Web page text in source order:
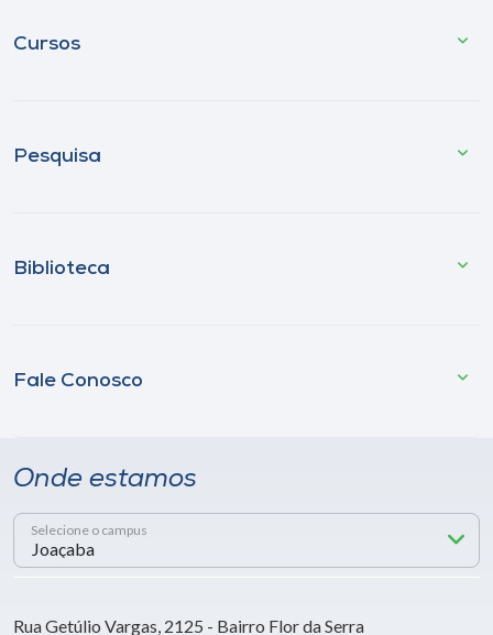
Cursos
Pesquisa
Biblioteca
Fale Conosco
Onde estamos
Selecione o campus
Rua Getúlio Vargas, 2125 - Bairro Flor da Serra